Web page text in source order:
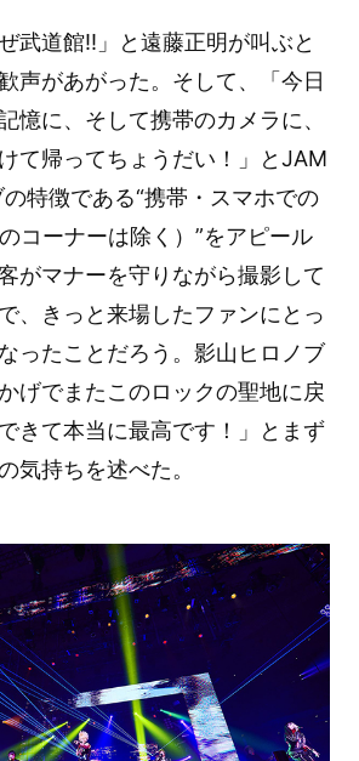
武道館!!」と遠藤正明が叫ぶと
声があがった。そして、「今日
憶に、そして携帯のカメラに、
て帰ってちょうだい！」とJAM
特徴である“携帯・スマホでの
コーナーは除く）”をアピール
がマナーを守りながら撮影して
、きっと来場したファンにとっ
ったことだろう。影山ヒロノブ
げでまたこのロックの聖地に戻
きて本当に最高です！」とまず
気持ちを述べた。